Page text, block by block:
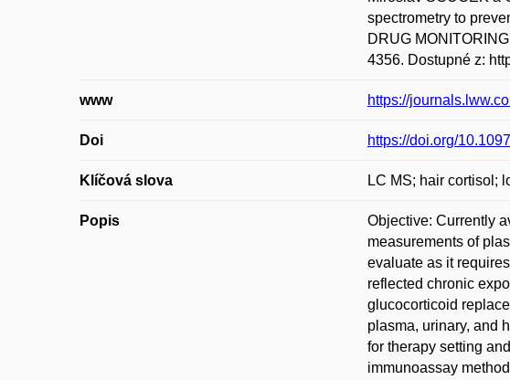
spectrometry to
DRUG
4356. Dostupné z:
www https://
Doi https://doi.org/
Klíčová slova LC MS; hair cortisol;
Popis
Objective: Currently
measurements of
evaluate as it
reflected chronic
glucocorticoid
plasma, urinary, and
for therapy setting
immunoassay